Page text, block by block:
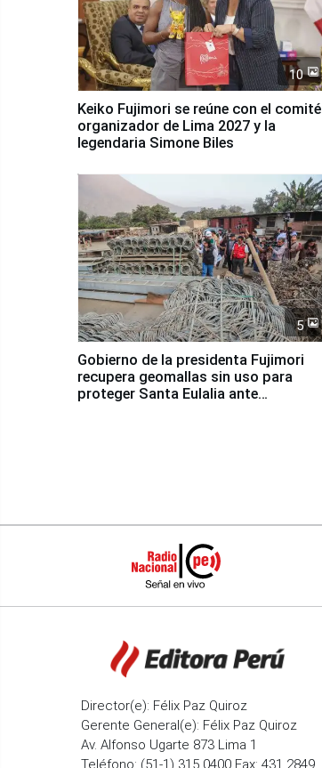
10
Keiko Fujimori se reúne con el comité
organizador de Lima 2027 y la
legendaria Simone Biles
5
Gobierno de la presidenta Fujimori
recupera geomallas sin uso para
proteger Santa Eulalia ante
Director(e): Félix Paz Quiroz
Gerente General(e): Félix Paz Quiroz
Av. Alfonso Ugarte 873 Lima 1
Teléfono: (51-1) 315 0400 Fax: 431 2849